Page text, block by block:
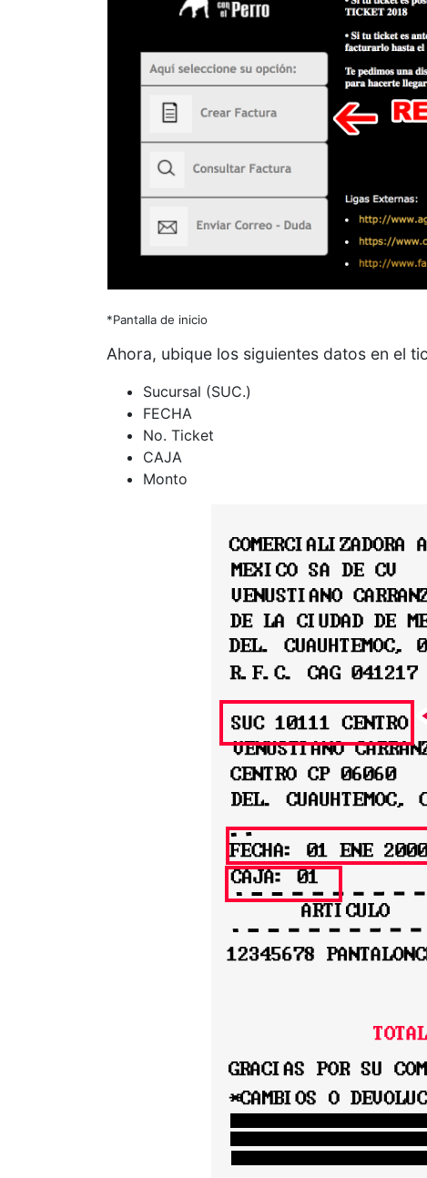
*Pantalla de inicio
Ahora, ubique los siguientes datos en el
Sucursal (SUC.)
FECHA
No. Ticket
CAJA
Monto